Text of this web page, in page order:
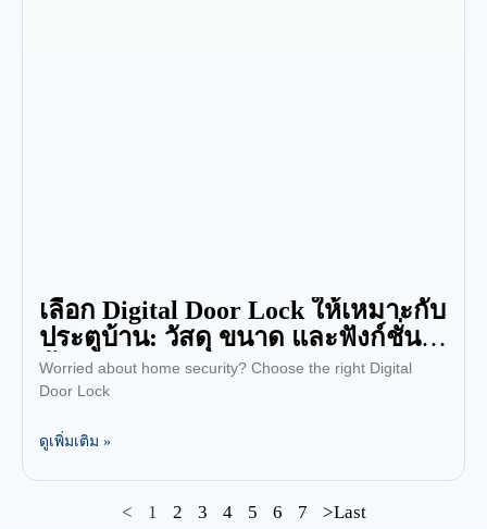
เลือก Digital Door Lock ให้เหมาะกับ
ประตูบ้าน: วัสดุ ขนาด และฟังก์ชั่นที่
ต้องพิจารณา
Worried about home security? Choose the right Digital
Door Lock
ดูเพิ่มเติม »
< 1 2 3 4 5 6 7 >Last